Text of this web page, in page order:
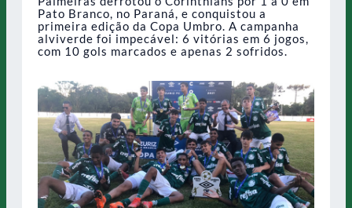
Pato Branco, no Paraná, e conquistou a
primeira edição da Copa Umbro. A campanha
alviverde foi impecável: 6 vitórias em 6 jogos,
com 10 gols marcados e apenas 2 sofridos.